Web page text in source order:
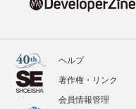
ヘルプ
著作権・リンク
会員情報管理